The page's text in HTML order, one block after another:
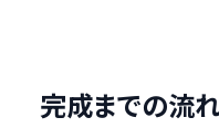
完成までの流